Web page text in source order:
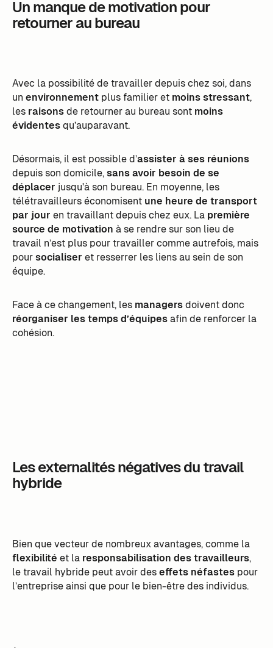
Un manque de motivation pour
retourner au bureau
Avec la possibilité de travailler depuis chez soi, dans
un environnement plus familier etmoins stressant,
les raisonsde retourner au bureau sont moins
évidentesqu’auparavant.
Désormais, il est possible d’assister à ses réunions
depuis son domicile,sans avoir besoin de se
déplacer jusqu'à son bureau. En moyenne, les
télétravailleurs économisent une heure de transport
par jour en travaillant depuis chez eux. La première
source de motivation à se rendre sur son lieu de
travail n’est plus pour travailler comme autrefois, mais
poursocialiser et resserrer les liens au sein de son
équipe.
Face à ce changement, les managersdoivent donc
réorganiser les temps d’équipesafin de renforcer la
cohésion.
Les externalités négatives du travail
hybride
Bien que vecteur de nombreux avantages, comme la
flexibilité et la responsabilisation des travailleurs,
le travail hybride peut avoir deseffets néfastespour
l’entreprise ainsi que pour le bien-être des individus.